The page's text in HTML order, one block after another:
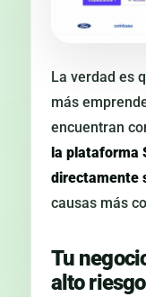
La verdad es
más
encuentran
la plataforma
directamente
causas más
Tu
alto